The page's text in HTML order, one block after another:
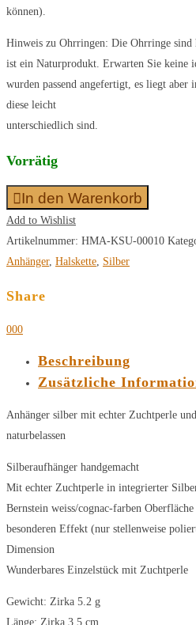
können).
Hinweis zu Ohrringen: Die Ohrringe sind
ist ein Naturprodukt. Erwarten Sie keine
wurden passend angefertigt, es liegt aber
diese leicht
unterschiedlich sind.
Vorrätig
In den Warenkorb
Add to Wishlist
Artikelnummer: HMA-KSU-00010
Anhänger, Halskette Silber
Share
000
Beschreibung
Zusätzliche
Anhänger silber mit echter Zuchtperle
naturbelassen
Silberaufhänger handgemacht
Mit echter Zuchtperle in integrierter
Bernstein weiss/cognac-farben
besonderen Effekt (nur stellenweise
Dimension
Wunderbares Einzelstück mit Zuchtperle
Gewicht: Zirka 5.2 g
Länge: Zirka 3.5 cm